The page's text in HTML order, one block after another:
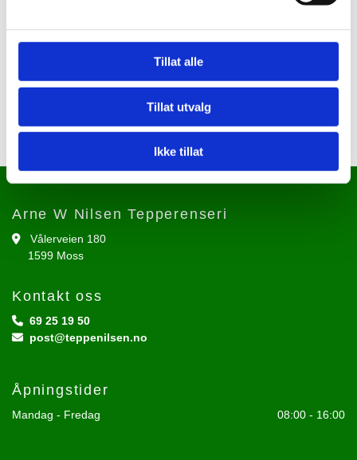
Tillat alle
Tillat utvalg
Ikke tillat
Arne W Nilsen Tepperenseri
 Vålerveien 180
1599 Moss
Kontakt oss
 69 25 19 50
 post@teppenilsen.no
Åpningstider
Mandag - Fredag 08:00 - 16:00